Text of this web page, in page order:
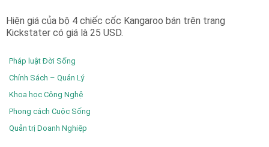
Hiện giá của bộ 4 chiếc cốc Kangaroo bán trên trang
Kickstater có giá là 25 USD.
Pháp luật Đời Sống
Chính Sách – Quản Lý
Khoa học Công Nghệ
Phong cách Cuộc Sống
Quản trị Doanh Nghiệp